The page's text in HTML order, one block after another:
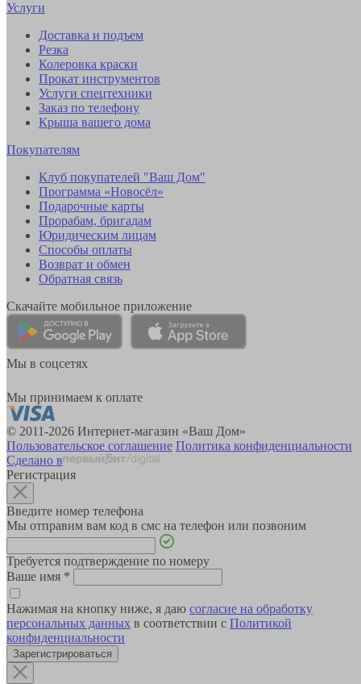
Услуги
Доставка и подъем
Резка
Колеровка краски
Прокат инструментов
Услуги спецтехники
Заказ по телефону
Крыша вашего дома
Покупателям
Клуб покупателей "Ваш Дом"
Программа «Новосёл»
Подарочные карты
Прорабам, бригадам
Юридическим лицам
Способы оплаты
Возврат и обмен
Обратная связь
Скачайте мобильное приложение
Мы в соцсетях
Мы принимаем к оплате
© 2011-2026 Интернет-магазин «Ваш Дом»
Пользовательское соглашение Политика конфиденциальности
Сделано в
Регистрация
Введите номер телефона
Мы отправим вам код в смс на телефон или позвоним
Требуется подтверждение по номеру
Ваше имя *
Нажимая на кнопку ниже, я даю согласие на обработку
персональных данных в соответствии с Политикой
конфиденциальности
Зарегистрироваться